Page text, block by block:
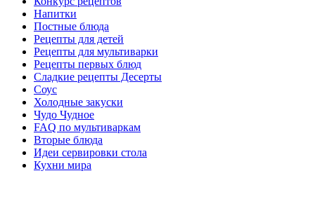
Напитки
Постные блюда
Рецепты для детей
Рецепты для мультиварки
Рецепты первых блюд
Сладкие рецепты Десерты
Соус
Холодные закуски
Чудо Чудное
FAQ по мультиваркам
Вторые блюда
Идеи сервировки стола
Кухни мира